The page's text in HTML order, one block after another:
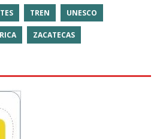
TREN UNESCO
ZACATECAS